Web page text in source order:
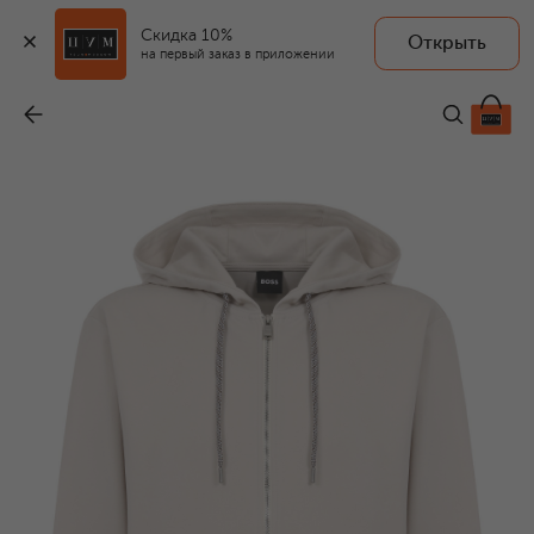
Скидка 10%
на первый заказ в приложении
Открыть
24 450 ₽